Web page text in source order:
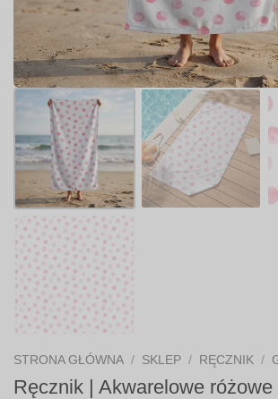
STRONA GŁÓWNA / SKLEP / RĘCZNIK /
Ręcznik | Akwarelowe różowe